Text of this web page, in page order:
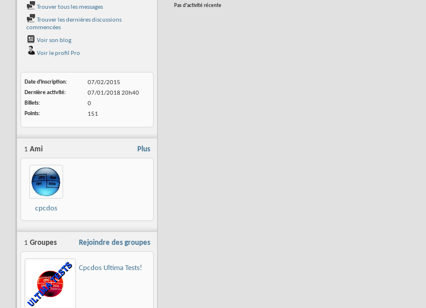
Trouver tous les messages
Trouver les dernières discussions
commencées
Voir son blog
Voir le profil Pro
Date d'inscription
07/02/2015
Dernière activité
07/01/2018 20h40
Billets
0
Points
151
Plus
1 Ami
cpcdos
Rejoindre des groupes
1 Groupes
Cpcdos Ultima Tests!
Pas d'activité récente